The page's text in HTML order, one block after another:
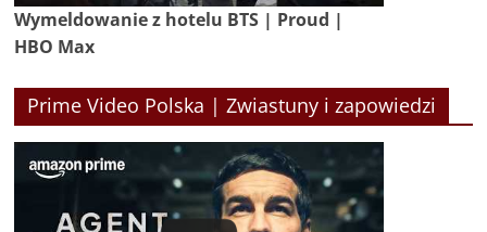
Wymeldowanie z hotelu BTS | Proud |
HBO Max
Prime Video Polska | Zwiastuny i zapowiedzi